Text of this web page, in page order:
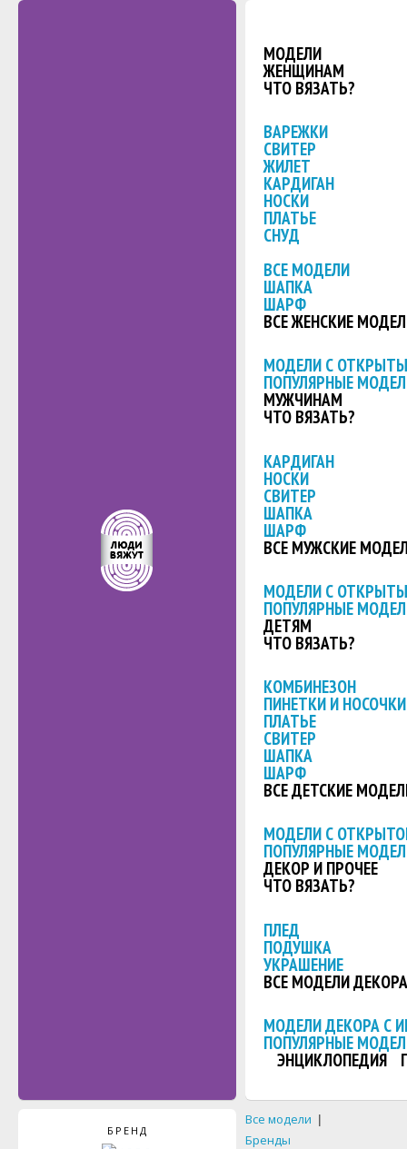
МОДЕЛИ
ЖЕНЩИНАМ
ЧТО ВЯЗАТЬ?
ВАРЕЖКИ
СВИТЕР
ЖИЛЕТ
КАРДИГАН
НОСКИ
ПЛАТЬЕ
СНУД
ВСЕ МОДЕЛИ
ШАПКА
ШАРФ
ВСЕ ЖЕНСКИЕ
МОДЕЛИ С
ПОПУЛЯРНЫЕ
МУЖЧИНАМ
ЧТО ВЯЗАТЬ?
КАРДИГАН
НОСКИ
СВИТЕР
ШАПКА
ШАРФ
ВСЕ МУЖСКИЕ
МОДЕЛИ С
ПОПУЛЯРНЫЕ
ДЕТЯМ
ЧТО ВЯЗАТЬ?
КОМБИНЕЗОН
ПИНЕТКИ И НОСОЧКИ
ПЛАТЬЕ
СВИТЕР
ШАПКА
ШАРФ
ВСЕ ДЕТСКИЕ
МОДЕЛИ С
ПОПУЛЯРНЫЕ
ДЕКОР И ПРОЧЕЕ
ЧТО ВЯЗАТЬ?
ПЛЕД
ПОДУШКА
УКРАШЕНИЕ
ВСЕ МОДЕЛИ ДЕКОРА
МОДЕЛИ ДЕКОРА С
ПОПУЛЯРНЫЕ
ЭНЦИКЛОПЕДИЯ
БРЕНД
Все модели |
Бренды